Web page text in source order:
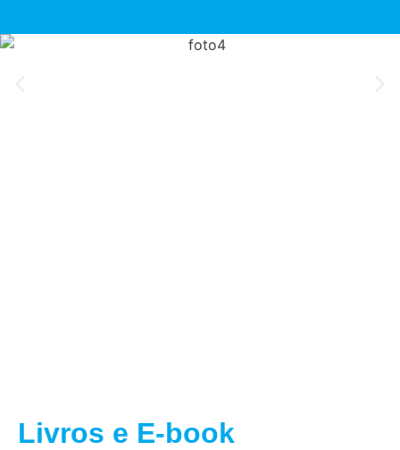
Livros e E-book